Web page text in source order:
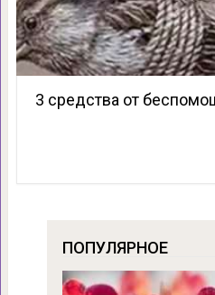
3 средства от
ПОПУЛЯРНОЕ